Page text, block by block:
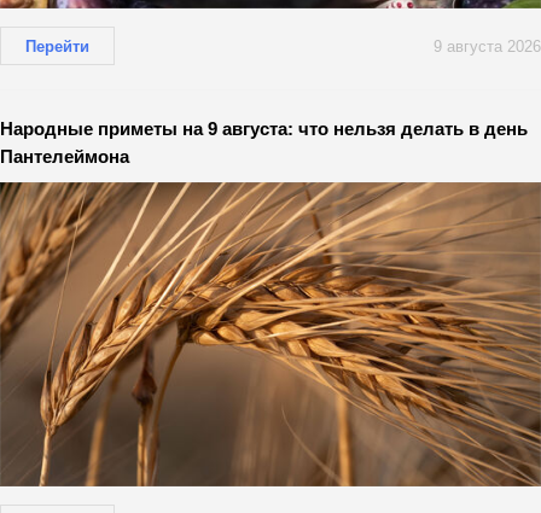
Перейти 9 августа 2026
Народные приметы на 9 августа: что нельзя делать в день
Пантелеймона